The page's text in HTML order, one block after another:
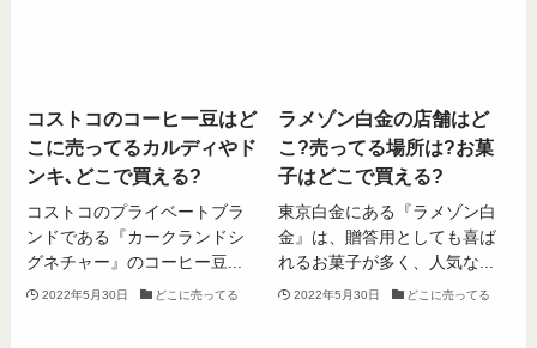
コストコのコーヒー豆はど
こに売ってるカルディやド
ンキ､どこで買える?
コストコのプライベートブラ
ンドである『カークランドシ
グネチャー』のコーヒー豆...
2022年5月30日 どこに売ってる
ラメゾン白金の店舗はど
こ?売ってる場所は?お菓
子はどこで買える?
東京白金にある『ラメゾン白
金』は、贈答用としても喜ば
れるお菓子が多く、人気な...
2022年5月30日 どこに売ってる